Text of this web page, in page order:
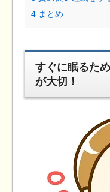
4 まとめ
すぐに眠るた
が大切！